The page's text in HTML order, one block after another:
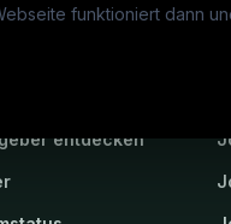
funktioniert dann
entdecken